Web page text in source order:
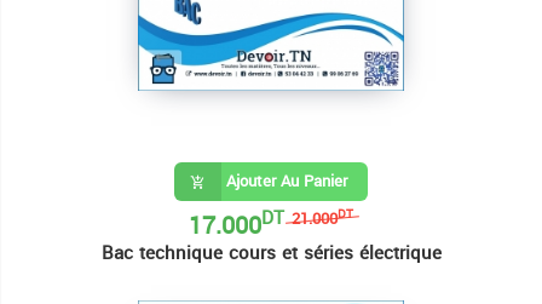
Ajouter Au Panier
21.000DT
17.000DT
Bac technique cours et séries électrique